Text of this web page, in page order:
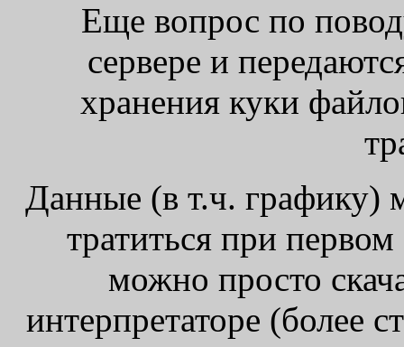
Еще вопрос по
сервере и
хранения куки
Данные (в т.ч. графику)
тратиться при
можно просто
интерпретаторе (более